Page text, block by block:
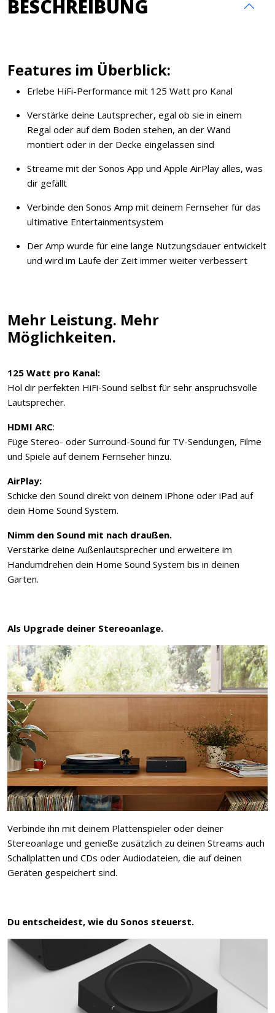
BESCHREIBUNG
Features im Überblick:
Erlebe HiFi-Performance mit 125 Watt pro Kanal
Verstärke deine Lautsprecher, egal ob sie in einem
Regal oder auf dem Boden stehen, an der Wand
montiert oder in der Decke eingelassen sind
Streame mit der Sonos App und Apple AirPlay alles, was
dir gefällt
Verbinde den Sonos Amp mit deinem Fernseher für das
ultimative Entertainmentsystem
Der Amp wurde für eine lange Nutzungsdauer entwickelt
und wird im Laufe der Zeit immer weiter verbessert
Mehr Leistung. Mehr
Möglichkeiten.
125 Watt pro Kanal:
Hol dir perfekten HiFi-Sound selbst für sehr anspruchsvolle
Lautsprecher.
HDMI ARC:
Füge Stereo- oder Surround-Sound für TV-Sendungen, Filme
und Spiele auf deinem Fernseher hinzu.
AirPlay:
Schicke den Sound direkt von deinem iPhone oder iPad auf
dein Home Sound System.
Nimm den Sound mit nach draußen.
Verstärke deine Außenlautsprecher und erweitere im
Handumdrehen dein Home Sound System bis in deinen
Garten.
Als Upgrade deiner Stereoanlage.
Verbinde ihn mit deinem Plattenspieler oder deiner
Stereoanlage und genieße zusätzlich zu deinen Streams auch
Schallplatten und CDs oder Audiodateien, die auf deinen
Geräten gespeichert sind.
Du entscheidest, wie du Sonos steuerst.